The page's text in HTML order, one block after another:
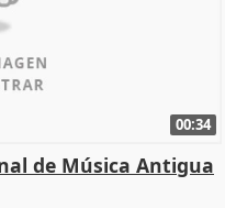
00:34
de Música Antigua